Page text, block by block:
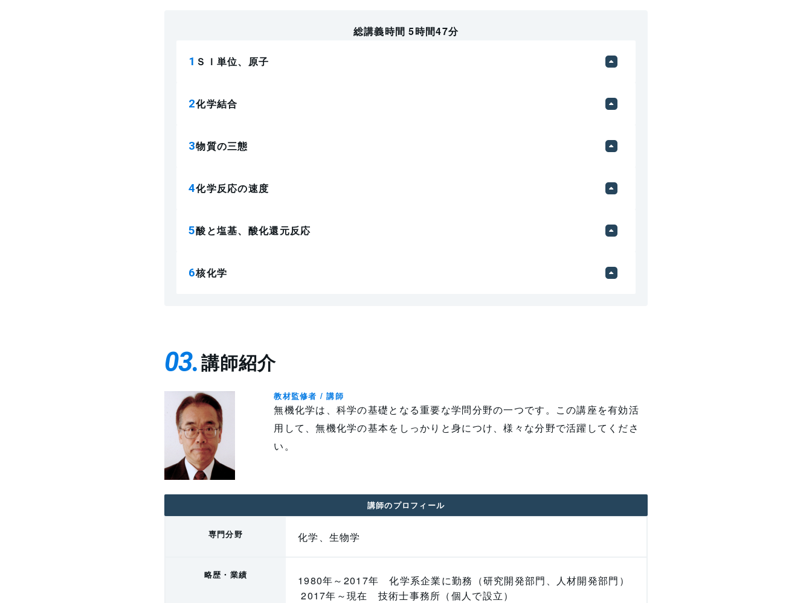
総講義時間 5時間47分
ＳＩ単位、原子
化学結合
物質の三態
化学反応の速度
酸と塩基、酸化還元反応
核化学
03 講師紹介
教材監修者 / 講師
無機化学は、科学の基礎となる重要な学問分野の一つです。この講座を有効活
用して、無機化学の基本をしっかりと身につけ、様々な分野で活躍してくださ
い。
講師のプロフィール
専門分野 化学、生物学
略歴・業績
1980年～2017年 化学系企業に勤務（研究開発部門、人材開発部門）
2017年～現在 技術士事務所（個人で設立）